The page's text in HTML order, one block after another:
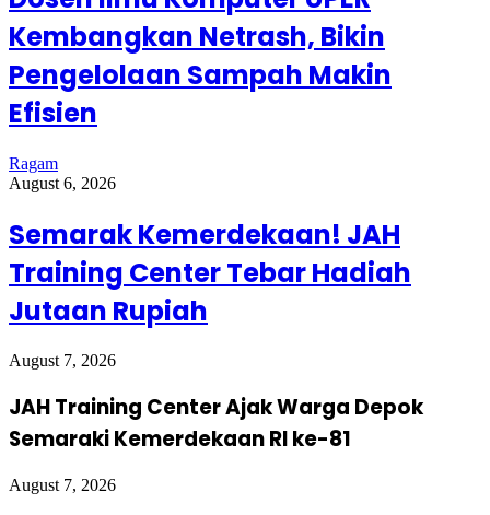
Kembangkan Netrash, Bikin
Pengelolaan Sampah Makin
Efisien
Ragam
August 6, 2026
Semarak Kemerdekaan! JAH
Training Center Tebar Hadiah
Jutaan Rupiah
August 7, 2026
JAH Training Center Ajak Warga Depok
Semaraki Kemerdekaan RI ke-81
August 7, 2026